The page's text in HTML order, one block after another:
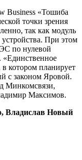
Business «Тошиба
точки зрения
так как модуль
устройства. При этом
по нулевой
котором планирует
с законом Яровой.
Минкомсвязи,
Максимов.
Владислав Новый